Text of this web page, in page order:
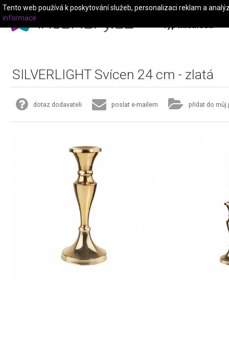
Typ místnosti
SILVERLIGHT Svícen 24 cm - zlatá
dotaz dodavateli poslat e-mailem přidat do můj
Tento web používá k poskytování služeb, personalizaci reklam a
informace